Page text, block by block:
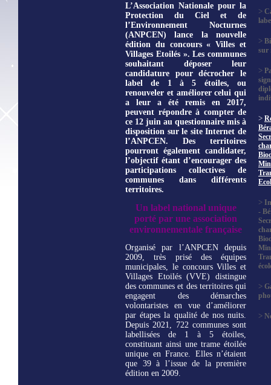
L’Association Nationale pour la
Protection du Ciel et de
l’Environnement Nocturnes
(ANPCEN) lance la nouvelle
édition du concours « Villes et
Villages Etoilés ». Les communes
souhaitant déposer leur
candidature pour décrocher le
label de 1 à 5 étoiles, ou
renouveler et améliorer celui qui
a leur a été remis en 2017,
peuvent répondre à compter de
ce 12 juin au questionnaire mis à
disposition sur le site Internet de
l’ANPCEN. Des territoires
pourront également candidater,
l’objectif étant d’encourager des
participations collectives de
communes dans différents
territoires.
Un label national unique
porté par une association
environnementale française
Organisé par l’ANPCEN depuis
2009, très prisé des équipes
municipales, le concours Villes et
Villages Etoilés (VVE) distingue
des communes et des territoires qui
engagent des démarches
volontaristes en vue d’améliorer
par étapes la qualité de nos nuits.
Depuis 2021, 722 communes sont
labellisées de 1 à 5 étoiles,
constituant ainsi une trame étoilée
unique en France. Elles n’étaient
que 39 à l’issue de la première
édition en 2009.
>
>
sur
>
>
>
-
>
>